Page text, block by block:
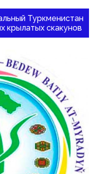
Туркменистан
крылатых скакунов